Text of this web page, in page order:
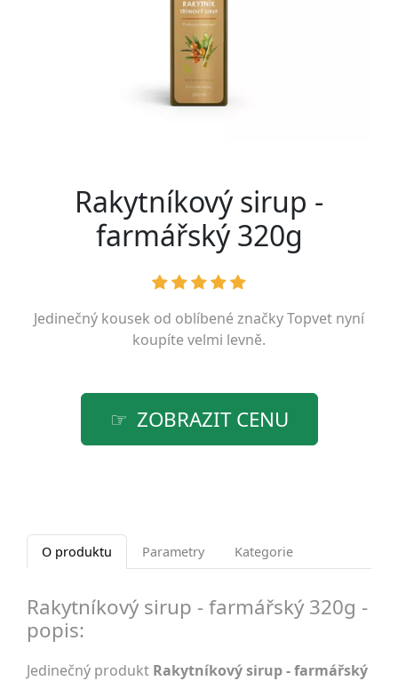
Rakytníkový sirup -
farmářský 320g
Jedinečný kousek od oblíbené značkyTopvet nyní
koupíte velmi levně.
ZOBRAZIT CENU
O produktu Parametry Kategorie
Rakytníkový sirup - farmářský 320g -
popis:
Jedinečný produkt Rakytníkový sirup - farmářský